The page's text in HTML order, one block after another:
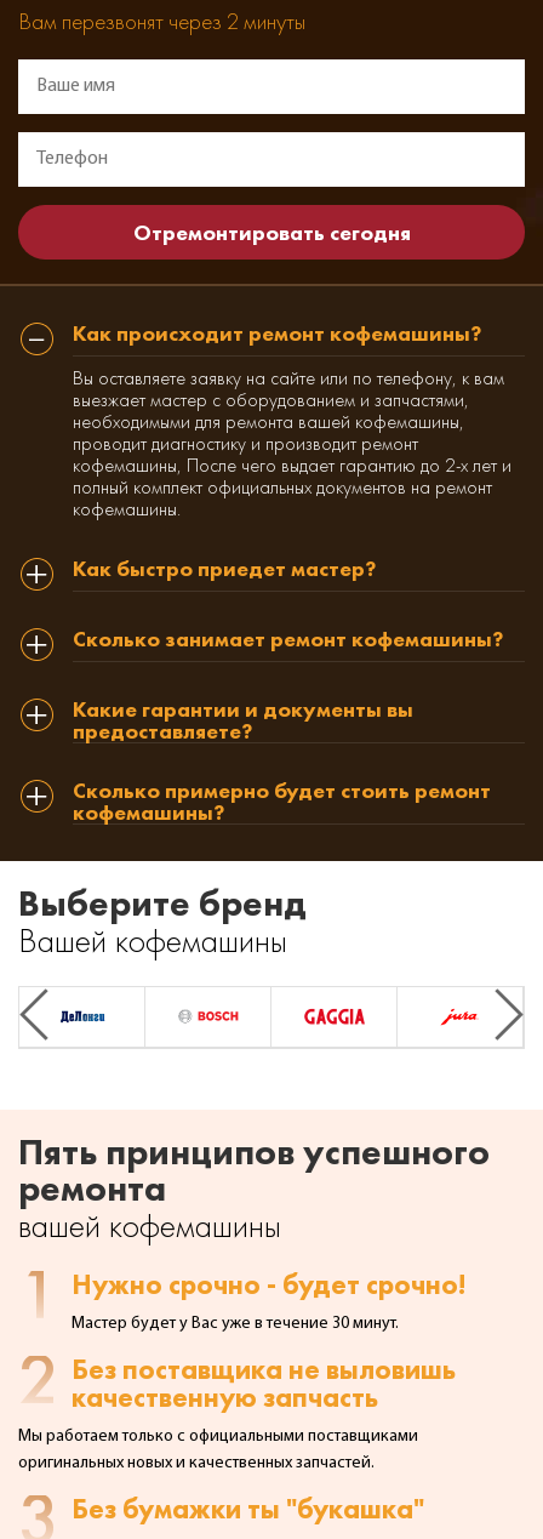
Вам перезвонят через 2 минуты
Как происходит ремонт кофемашины?
Вы оставляете заявку на сайте или по телефону, к вам
выезжает мастер с оборудованием и запчастями,
необходимыми для ремонта вашей кофемашины,
проводит диагностику и производит ремонт
кофемашины, После чего выдает гарантию до 2-х лет и
полный комплект официальных документов на ремонт
кофемашины.
Как быстро приедет мастер?
Сколько занимает ремонт кофемашины?
Какие гарантии и документы вы
предоставляете?
Сколько примерно будет стоить ремонт
кофемашины?
Выберите бренд
Вашей кофемашины
Previous Next
Пять принципов успешного
ремонта
вашей кофемашины
1 Нужно срочно - будет срочно!
Мастер будет у Вас уже в течение 30 минут.
2 Без поставщика не выловишь
качественную запчасть
Мы работаем только с официальными поставщиками
оригинальных новых и качественных запчастей.
3 Без бумажки ты "букашка"